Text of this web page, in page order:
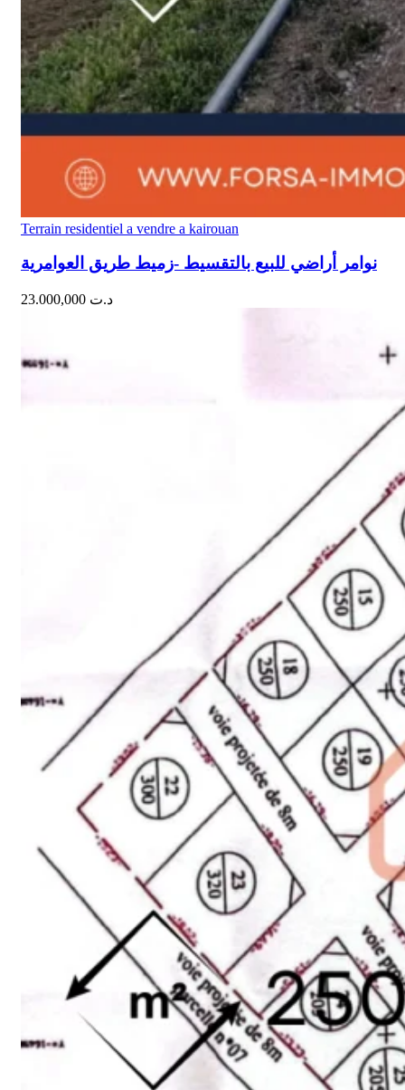
Terrain residentiel a vendre a kairouan
نوامر أراضي للبيع بالتقسيط -زميط طريق العوامرية
د.ت